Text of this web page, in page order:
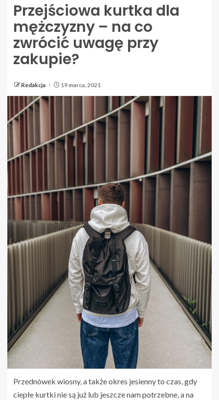
Przejściowa kurtka dla
mężczyzny – na co
zwrócić uwagę przy
zakupie?
Redakcja 19 marca, 2021
Przednówek wiosny, a także okres jesienny to czas, gdy
ciepłe kurtki nie są już lub jeszcze nam potrzebne, a na